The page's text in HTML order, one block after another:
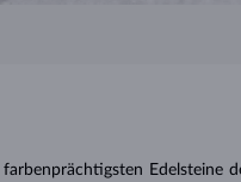
farbenprächtigsten Edelsteine